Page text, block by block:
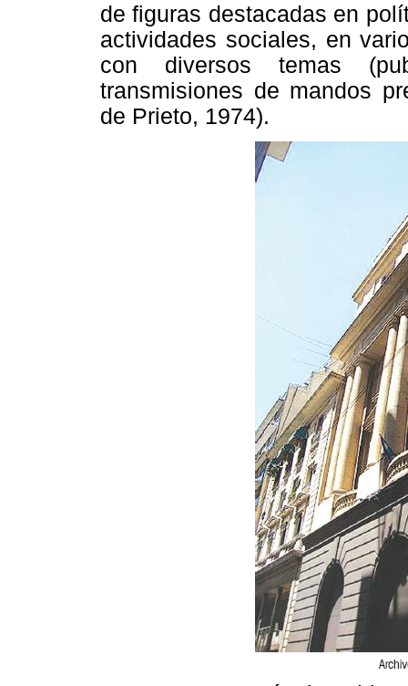
de figuras destacadas en
actividades sociales, en
con diversos temas
transmisiones de mandos
de Prieto, 1974).